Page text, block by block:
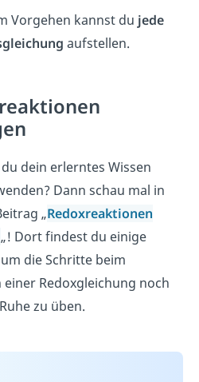
Vorgehen kannst du jede
aufstellen.
dein erlerntes Wissen
Dann schau mal in
„Redoxreaktionen
„! Dort findest du einige
die Schritte beim
einer Redoxgleichung noch
zu üben.